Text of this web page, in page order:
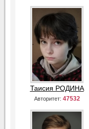
Таисия РОДИНА
Авторитет: 47532